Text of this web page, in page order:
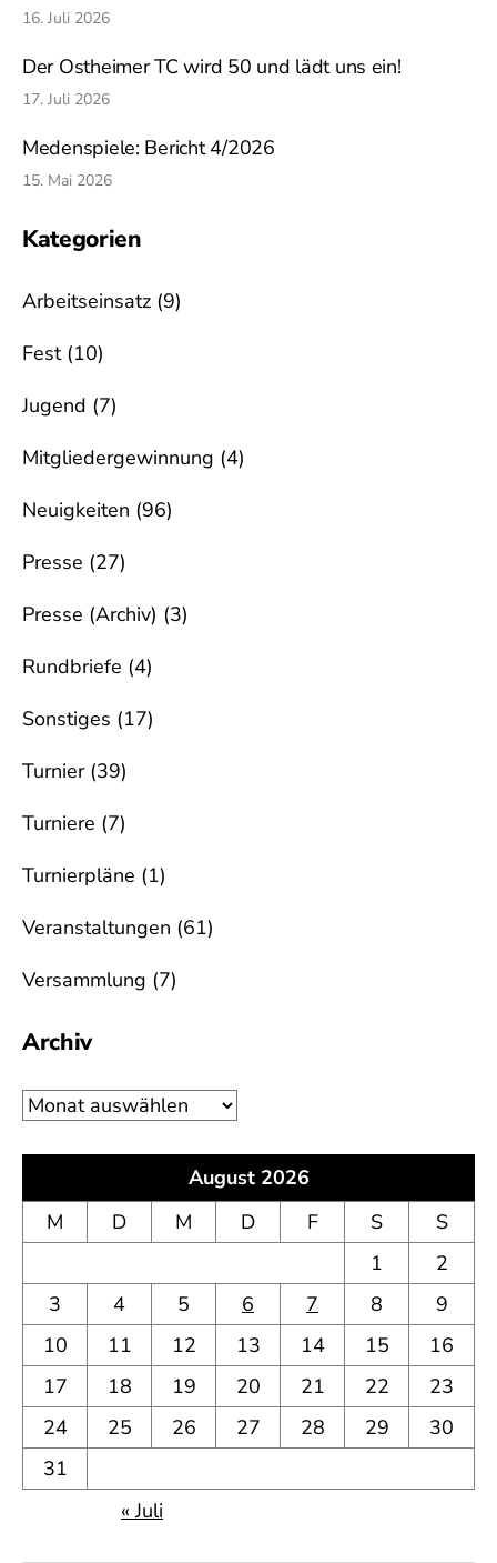
16. Juli 2026
Der Ostheimer TC wird 50 und lädt uns ein!
17. Juli 2026
Medenspiele: Bericht 4/2026
15. Mai 2026
Kategorien
Arbeitseinsatz (9)
Fest(10)
Jugend (7)
Mitgliedergewinnung (4)
Neuigkeiten (96)
Presse (27)
Presse (Archiv) (3)
Rundbriefe (4)
Sonstiges (17)
Turnier(39)
Turniere (7)
Turnierpläne (1)
Veranstaltungen (61)
Versammlung (7)
Archiv
Archiv
August 2026
M
D M D F S
S
1
2
3
4 5 6 7 8
9
10
11 12 13 14 15
16
17
18 19 20 21 22
23
24
25 26 27 28 29
30
31
« Juli